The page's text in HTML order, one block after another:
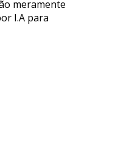
meramente
I.A para